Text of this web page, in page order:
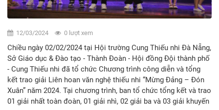
12/03/2024 0 lượt xem
Chiều ngày 02/02/2024 tại Hội trường Cung Thiếu nhi Đà Nẵng,
Sở Giáo dục & Đào tạo - Thành Đoàn - Hội đồng Đội thành phố
- Cung Thiếu nhi đã tổ chức Chương trình công diễn và tổng
kết trao giải Liên hoan văn nghệ thiếu nhi “Mừng Đảng – Đón
Xuân” năm 2024. Tại chương trình, ban tổ chức tổng kết và trao
01 giải nhất toàn đoàn, 01 giải nhì, 02 giải ba và 03 giải khuyến